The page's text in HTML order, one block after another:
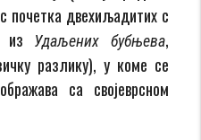
почетка двехиљадитих с
из
Удаљених бубњева,
разлику), у коме се
са својеврсном